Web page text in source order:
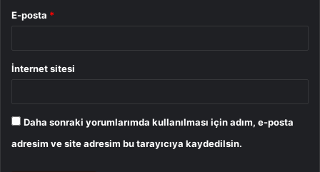
E-posta *
İnternet sitesi
Daha sonraki yorumlarımda kullanılması için adım, e-posta
adresim ve site adresim bu tarayıcıya kaydedilsin.